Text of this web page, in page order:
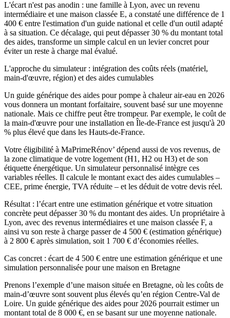
L'écart n'est pas anodin : une famille à Lyon, avec un revenu
intermédiaire et une maison classée E, a constaté une différence de 1
400 € entre l'estimation d'un guide national et celle d'un outil adapté
à sa situation. Ce décalage, qui peut dépasser 30 % du montant total
des aides, transforme un simple calcul en un levier concret pour
éviter un reste à charge mal évalué.
L'approche du simulateur : intégration des coûts réels (matériel,
main-d'œuvre, région) et des aides cumulables
Un guide générique des aides pour pompe à chaleur air-eau en 2026
vous donnera un montant forfaitaire, souvent basé sur une moyenne
nationale. Mais ce chiffre peut être trompeur. Par exemple, le coût de
la main-d'œuvre pour une installation en Île-de-France est jusqu'à 20
% plus élevé que dans les Hauts-de-France.
Votre éligibilité à MaPrimeRénov’ dépend aussi de vos revenus, de
la zone climatique de votre logement (H1, H2 ou H3) et de son
étiquette énergétique. Un simulateur personnalisé intègre ces
variables réelles. Il calcule le montant exact des aides cumulables –
CEE, prime énergie, TVA réduite – et les déduit de votre devis réel.
Résultat : l’écart entre une estimation générique et votre situation
concrète peut dépasser 30 % du montant des aides. Un propriétaire à
Lyon, avec des revenus intermédiaires et une maison classée F, a
ainsi vu son reste à charge passer de 4 500 € (estimation générique)
à 2 800 € après simulation, soit 1 700 € d’économies réelles.
Cas concret : écart de 4 500 € entre une estimation générique et une
simulation personnalisée pour une maison en Bretagne
Prenons l’exemple d’une maison située en Bretagne, où les coûts de
main-d’œuvre sont souvent plus élevés qu’en région Centre-Val de
Loire. Un guide générique des aides pour 2026 pourrait estimer un
montant total de 8 000 €, en se basant sur une moyenne nationale.